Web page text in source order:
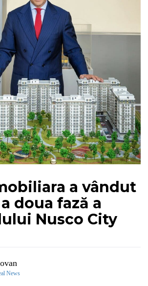
a vândut
doua fază a
Nusco City
News